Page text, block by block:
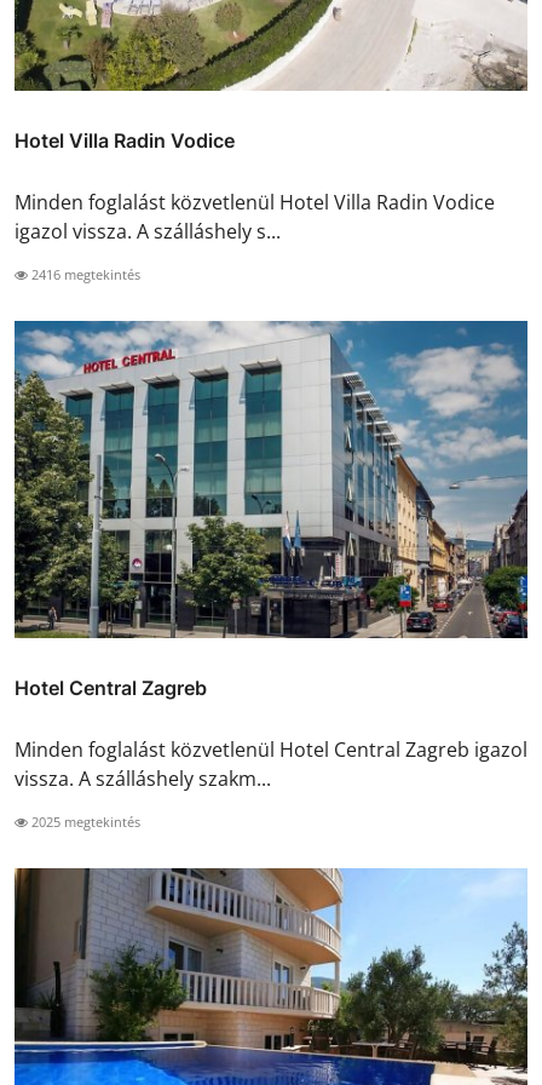
Hotel Villa Radin Vodice
Minden foglalást közvetlenül Hotel Villa Radin Vodice
igazol vissza. A szálláshely s...
2416 megtekintés
Hotel Central Zagreb
Minden foglalást közvetlenül Hotel Central Zagreb igazol
vissza. A szálláshely szakm...
2025 megtekintés